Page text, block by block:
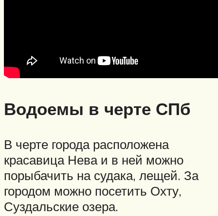
Водоемы в черте СПб
В черте города расположена
красавица Нева и в ней можно
порыбачить на судака, лещей. За
городом можно посетить Охту,
Суздальские озера.